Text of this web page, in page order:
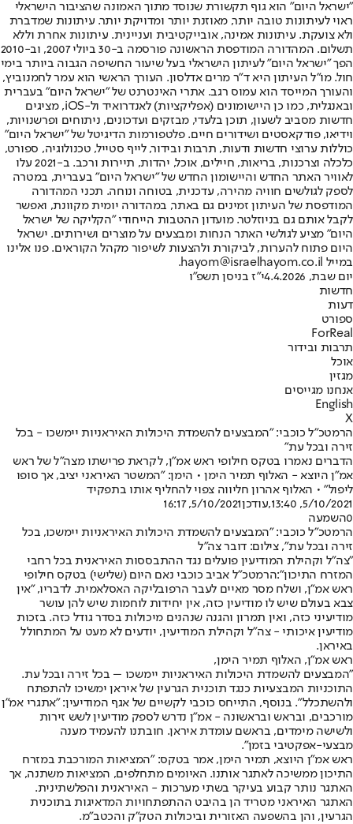
"ישראל היום" הוא גוף תקשורת שנוסד מתוך האמונה שהציבור הישראלי
ראוי לעיתונות טובה יותר, מאוזנת יותר ומדויקת יותר. עיתונות שמדברת
ולא צועקת. עיתונות אמינה, אובייקטיבית ועניינית. עיתונות אחרת וללא
תשלום. המהדורה המודפסת הראשונה פורסמה ב-30 ביולי 2007, וב-2010
הפך "ישראל היום" לעיתון הישראלי בעל שיעור החשיפה הגבוה ביותר בימי
חול. מו"ל העיתון היא ד"ר מרים אדלסון. העורך הראשי הוא עמר לחמנוביץ,
והעורך המייסד הוא עמוס רגב. אתרי האינטרנט של "ישראל היום" בעברית
ובאנגלית, כמו כן היישומונים (אפליקציות) לאנדרואיד ול-iOS, מציגים
חדשות מסביב לשעון, תוכן בלעדי, מבזקים ועדכונים, ניתוחים ופרשנויות,
וידיאו, פודקאסטים ושידורים חיים. פלטפורמות הדיגיטל של "ישראל היום"
כוללות ערוצי חדשות ודעות, תרבות ובידור, לייף סטייל, טכנולוגיה, ספורט,
כלכלה וצרכנות, בריאות, חיילים, אוכל, יהדות, תיירות ורכב. ב-2021 עלו
לאוויר האתר החדש והיישומון החדש של "ישראל היום" בעברית, במטרה
לספק לגולשים חוויה מהירה, עדכנית, בטוחה ונוחה. תכני המהדורה
המודפסת של העיתון זמינים גם באתר, במהדורה יומית מקוונת, ואפשר
לקבל אותם גם בניוזלטר. מועדון ההטבות הייחודי "הקליקה של ישראל
היום" מציע לגולשי האתר הנחות ומבצעים על מוצרים ושירותים. ישראל
היום פתוח להערות, לביקורת ולהצעות לשיפור מקהל הקוראים. פנו אלינו
במייל hayom@israelhayom.co.il.
יום שבת, 4.4.2026
י"ז בניסן תשפ"ו
חדשות
דעות
ספורט
ForReal
תרבות ובידור
אוכל
מגזין
אנחנו מגייסים
English
X
הרמטכ"ל כוכבי: "המבצעים להשמדת היכולות האיראניות יימשכו - בכל
זירה ובכל עת"
הדברים נאמרו בטקס חילופי ראש אמ"ן, לקראת פרישתו מצה"ל של ראש
אמ"ן היוצא - האלוף תמיר הימן • הימן: "המשטר האיראני יציב, אך סופו
ליפול" • האלוף אהרון חליווה צפוי להחליף אותו בתפקיד
5/10/2021, 13:40
,עודכן5/10/2021, 16:17
0השמעה
הרמטכ"ל כוכבי: "המבצעים להשמדת היכולות האיראניות יימשכו, בכל
זירה ובכל עת", צילום: דובר צה"ל
"צה"ל וקהילת המודיעין פועלים נגד ההתבססות האיראנית בכל רחבי
המזרח התיכון":הרמטכ"ל אביב כוכבי נאם היום (שלישי) בטקס חילופי
ראש אמ"ן, ושלח מסר מאיים לעבר הרפובליקה האסלאמית. לדבריו, "אין
צבא בעולם שיש לו מודיעין כזה, אין יחידות לוחמות שיש להן עושר
מודיעיני כזה, ואין תמרון והגנה שנהנים מיכולות בסדר גודל כזה. בזכות
מודיעין איכותי - צה"ל וקהילת המודיעין, יודעים לא מעט על המתחולל
באיראן.
ראש אמ"ן, האלוף תמיר הימן,
"המבצעים להשמדת היכולות האיראניות יימשכו – בכל זירה ובכל עת.
התוכניות המבצעיות כנגד תוכנית הגרעין של איראן ימשיכו להתפתח
ולהשתכלל". בנוסף, התייחס כוכבי לקשיים של אגף המודיעין: "אתגרי אמ"ן
מורכבים, ובראש ובראשונה - אמ"ן נדרש לספק מודיעין לשש זירות
ולשישה מימדים, בראשם עומדת איראן. חובתנו להעמיד מענה
מבצעי-אפקטיבי בזמן".
ראש אמ"ן היוצא, תמיר הימן, אמר בטקס: "המציאות המורכבת במזרח
התיכון ממשיכה לאתגר אותנו. האיומים מתחלפים, המציאות משתנה, אך
האתגר נותר קבוע בעיקר בשתי מערכות - האיראנית והפלשתינית.
האתגר האיראני מטריד הן בהיבט ההתפתחויות המדאיגות בתוכנית
הגרעין, והן בהשפעה האזורית וביכולות הטק"ק והכטב"מ.